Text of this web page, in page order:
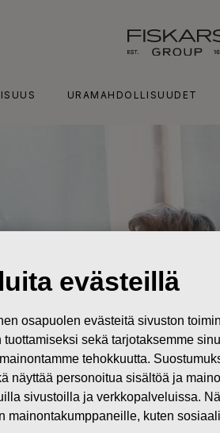
URAMAHDOLLISUUDET
OMISTUKSESSA
evästeillä
osapuolen evästeitä sivuston
sekä tarjotaksemme
tehokkuutta.
näyttää personoitua sisältöä ja
sivustoilla ja verkkopalveluissa.
mainontakumppaneille, kuten